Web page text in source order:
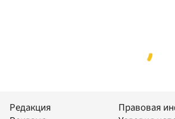
Редакция
Правовая